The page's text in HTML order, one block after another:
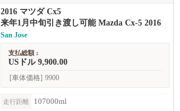
2016 マツダ Cx5
来年1月中旬引き渡し可能 Mazda Cx-5 2016
San Jose
支払総額 :
USドル 9,900.00
[車体価格] 9900
走行距離
107000ml